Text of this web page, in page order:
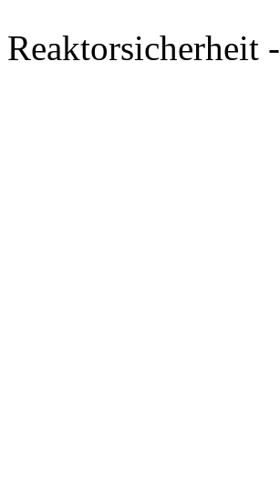
Reaktorsicherheit -